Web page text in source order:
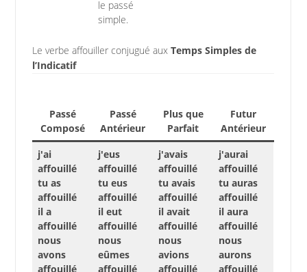
le passé
simple.
Le verbe affouiller conjugué aux Temps Simples de
l’Indicatif
Passé
Composé
Passé
Antérieur
Plus que
Parfait
Futur
Antérieur
j'ai
affouillé
tu as
affouillé
il a
affouillé
nous
avons
affouillé
j'eus
affouillé
tu eus
affouillé
il eut
affouillé
nous
eûmes
affouillé
j'avais
affouillé
tu avais
affouillé
il avait
affouillé
nous
avions
affouillé
j'aurai
affouillé
tu auras
affouillé
il aura
affouillé
nous
aurons
affouillé